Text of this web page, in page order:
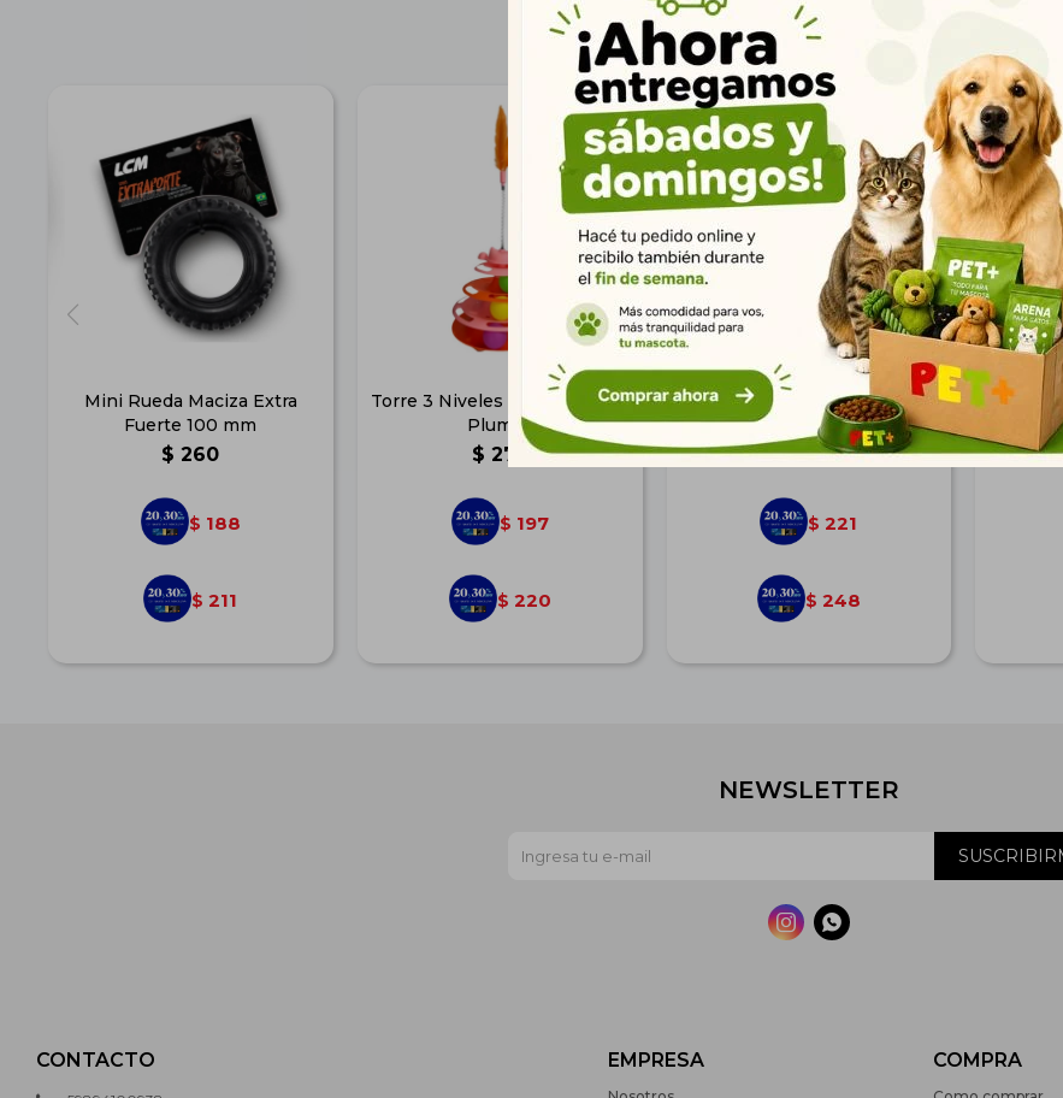
Productos que te pueden interesar
Mini Rueda Maciza Extra
Fuerte 100 mm
$ 260
$ 188
$ 211
Torre 3 Niveles con Resorte y
Plumas
$ 272
$ 197
$ 220
Peluche 26 cm Zorro
$ 306
$ 221
$ 248
CONTACTO EMPRESA COMPRA
NEWSLETTER
 